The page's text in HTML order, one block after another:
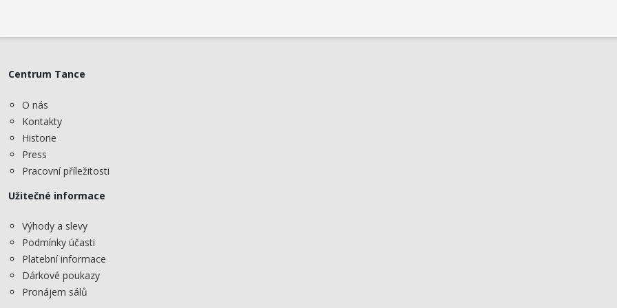
Centrum Tance
O nás
Kontakty
Historie
Press
Pracovní příležitosti
Užitečné informace
Výhody a slevy
Podmínky účasti
Platební informace
Dárkové poukazy
Pronájem sálů